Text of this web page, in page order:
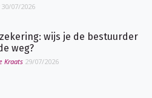
30/07/2026
wijs je de bestuurder
weg?
Kraats 29/07/2026